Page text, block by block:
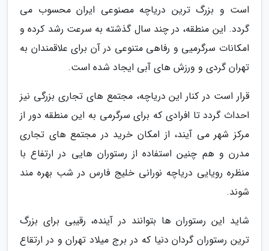
است و بزرگ ترین دریاچه مصنوعی ایران محسوب می
گردد. این منطقه، در چند سال گذشته به سرعت رشد کرده و
امکانات سرگرمیی و رفاهی متنوعی در آن برای علاقمندان به
تهران گردی و ورزش های آبی ایجاد شده است.
قرار است در کنار این دریاچه، مجتمع های تجاری بزرگی نیز
احداث گردد تا افرادی که برای سرگرمی به این منطقه دور از
مرکز شهر می آیند، از امکان خرید در مجتمع های تجاری
مدرن و هم چنین استفاده از رستوران هایی در ارتفاع با
منظره رویایی دریاچه نورانی خلیج فارس در شب بهره مند
شوند.
شاید این رستوران ها بتوانند در آینده، رقیبی برای بزرگ
ترین رستوران گردان دنیا که در برج میلاد تهران و در ارتقاع